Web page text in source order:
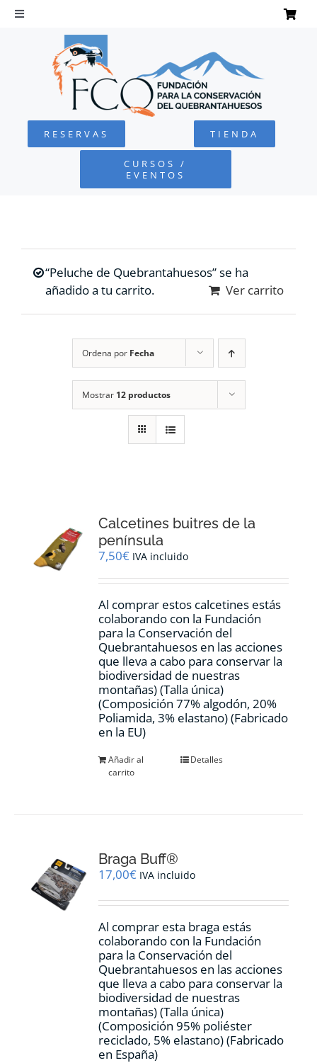
Saltar
Toggle
Navigation
QUEBRANTAHUESOS
FUNDACIÓN
COLABORA
RESERVAS TIENDA
CURSOS /
EVENTOS
“Peluche de Quebrantahuesos” se ha
añadido a tu carrito.
Ver carrito
Ordena por Fecha
Mostrar 12 productos
Calcetines buitres de la
península
7,50€ IVA incluido
Al comprar estos calcetines estás
colaborando con la Fundación
para la Conservación del
Quebrantahuesos en las acciones
que lleva a cabo para conservar la
biodiversidad de nuestras
montañas) (Talla única)
(Composición 77% algodón, 20%
Poliamida, 3% elastano) (Fabricado
en la EU)
Añadir al
carrito
Detalles
Braga Buff®
17,00€ IVA incluido
Al comprar esta braga estás
colaborando con la Fundación
para la Conservación del
Quebrantahuesos en las acciones
que lleva a cabo para conservar la
biodiversidad de nuestras
montañas) (Talla única)
(Composición 95% poliéster
reciclado, 5% elastano) (Fabricado
en España)